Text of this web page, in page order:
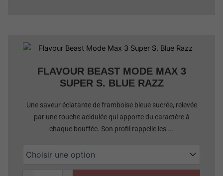
FLAVOUR BEAST MODE MAX 3
SUPER S. BLUE RAZZ
Une saveur éclatante de framboise bleue sucrée, relevée
par une touche acidulée qui apporte du caractère à
chaque bouffée. Son profil rappelle les ...